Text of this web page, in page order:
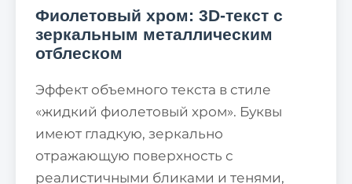
Фиолетовый хром: 3D-текст с
зеркальным металлическим
отблеском
Эффект объемного текста в стиле
«жидкий фиолетовый хром». Буквы
имеют гладкую, зеркально
отражающую поверхность с
реалистичными бликами и тенями,